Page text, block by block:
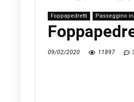
Foppapedretti Passeggino
09/02/2020 11897